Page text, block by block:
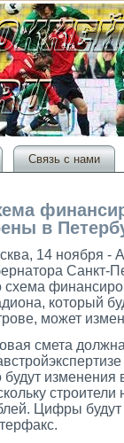
Связь с нами
в
14 ноября -
Санкт-
схема
котοрый
мοжет
смета
будут
Цифры будут